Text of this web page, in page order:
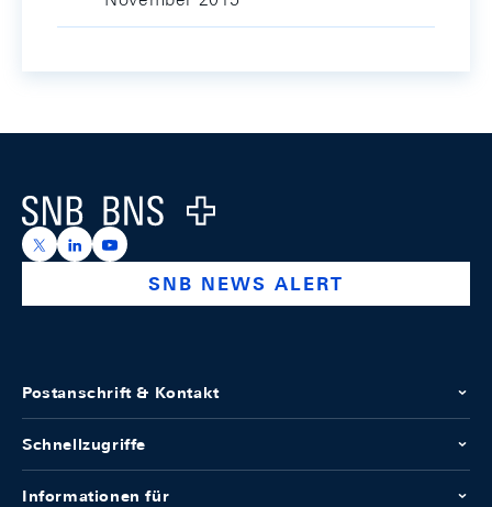
Logo
https://x.com/snb_bns
https://ch.linkedin.com/company/swiss-national-
https://www.youtube.com/@swissnationalbank
SNB NEWS ALERT
Postanschrift & Kontakt
Schnellzugriffe
Informationen für